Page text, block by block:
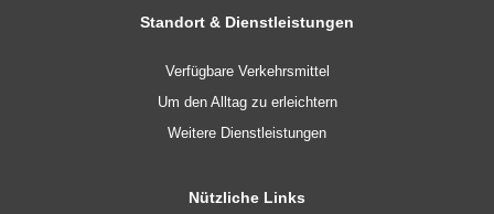
Standort & Dienstleistungen
Verfügbare Verkehrsmittel
Um den Alltag zu erleichtern
Weitere Dienstleistungen
Nützliche Links